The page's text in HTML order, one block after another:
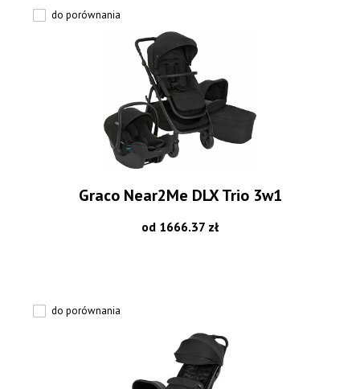
do porównania
Graco Near2Me DLX Trio 3w1
od 1666.37 zł
do porównania